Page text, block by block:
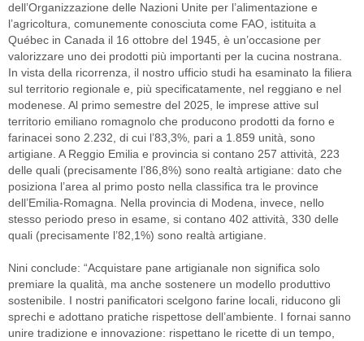
dell’Organizzazione delle Nazioni Unite per l’alimentazione e
l’agricoltura, comunemente conosciuta come FAO, istituita a
Québec in Canada il 16 ottobre del 1945, è un’occasione per
valorizzare uno dei prodotti più importanti per la cucina nostrana.
In vista della ricorrenza, il nostro ufficio studi ha esaminato la filiera
sul territorio regionale e, più specificatamente, nel reggiano e nel
modenese. Al primo semestre del 2025, le imprese attive sul
territorio emiliano romagnolo che producono prodotti da forno e
farinacei sono 2.232, di cui l’83,3%, pari a 1.859 unità, sono
artigiane. A Reggio Emilia e provincia si contano 257 attività, 223
delle quali (precisamente l’86,8%) sono realtà artigiane: dato che
posiziona l’area al primo posto nella classifica tra le province
dell’Emilia-Romagna. Nella provincia di Modena, invece, nello
stesso periodo preso in esame, si contano 402 attività, 330 delle
quali (precisamente l’82,1%) sono realtà artigiane.
Nini conclude: “Acquistare pane artigianale non significa solo
premiare la qualità, ma anche sostenere un modello produttivo
sostenibile. I nostri panificatori scelgono farine locali, riducono gli
sprechi e adottano pratiche rispettose dell’ambiente. I fornai sanno
unire tradizione e innovazione: rispettano le ricette di un tempo,